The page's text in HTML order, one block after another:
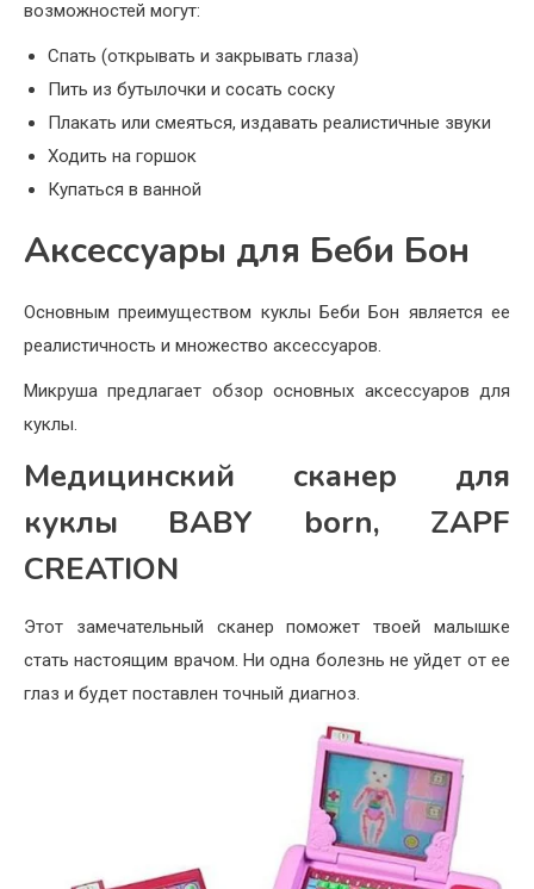
возможностей могут:
Спать (открывать и закрывать глаза)
Пить из бутылочки и сосать соску
Плакать или смеяться, издавать реалистичные звуки
Ходить на горшок
Купаться в ванной
Аксессуары для Беби Бон
Основным преимуществом куклы Беби Бон является ее
реалистичность и множество аксессуаров.
Микруша предлагает обзор основных аксессуаров для
куклы.
Медицинский сканер для
куклы BABY born, ZAPF
CREATION
Этот замечательный сканер поможет твоей малышке
стать настоящим врачом. Ни одна болезнь не уйдет от ее
глаз и будет поставлен точный диагноз.